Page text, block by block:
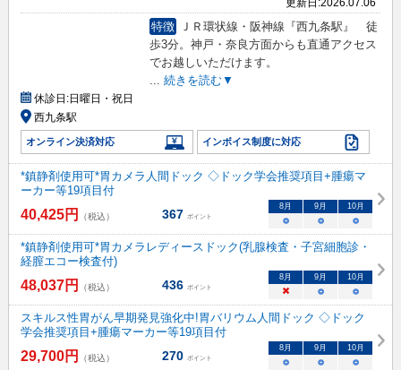
更新日:2026.07.06
特徴
ＪＲ環状線・阪神線『西九条駅』 徒
歩3分。神戸・奈良方面からも直通アクセス
でお越しいただけます。
... 続きを読む▼
休診日:日曜日・祝日
西九条駅
オンライン決済対応 インボイス制度に対応
*鎮静剤使用可*胃カメラ人間ドック ◇ドック学会推奨項目+腫瘍マ
ーカー等19項目付
40,425円 （税込） 367 ポイント
8月 9月 10月
○ ○ ○
*鎮静剤使用可*胃カメラレディースドック(乳腺検査・子宮細胞診・
経膣エコー検査付)
48,037円 （税込） 436 ポイント
8月 9月 10月
× ○ ○
スキルス性胃がん早期発見強化中!胃バリウム人間ドック ◇ドック
学会推奨項目+腫瘍マーカー等19項目付
29,700円 （税込） 270 ポイント
8月 9月 10月
○ ○ ○